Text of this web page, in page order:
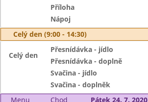
Příloha
Nápoj
Celý den (9:00 - 14:30)
Celý den
Přesnídávka - jídlo
Přesnídávka - doplně
Svačina - jídlo
Svačina - doplněk
Menu
Chod
Pátek 24. 7. 2020